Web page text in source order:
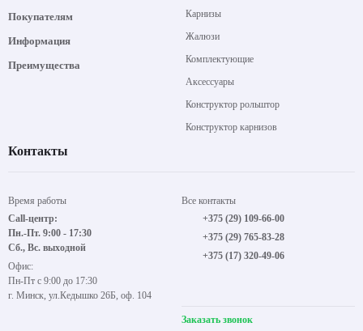
Покупателям
Информация
Преимущества
Карнизы
Жалюзи
Комплектующие
Аксессуары
Конструктор рольштор
Конструктор карнизов
Контакты
Время работы
Call-центр:
Пн.-Пт. 9:00 - 17:30
Сб., Вс. выходной
Офис:
Пн-Пт с 9:00 до 17:30
г. Минск, ул.Кедышко 26Б, оф. 104
Все контакты
+375 (29) 109-66-00
+375 (29) 765-83-28
+375 (17) 320-49-06
Заказать звонок